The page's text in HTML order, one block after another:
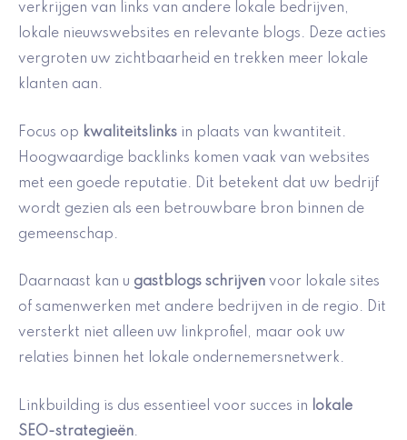
verkrijgen van links van andere lokale bedrijven,
lokale nieuwswebsites en relevante blogs. Deze acties
vergroten uw zichtbaarheid en trekken meer lokale
klanten aan.
Focus op kwaliteitslinks in plaats van kwantiteit.
Hoogwaardige backlinks komen vaak van websites
met een goede reputatie. Dit betekent dat uw bedrijf
wordt gezien als een betrouwbare bron binnen de
gemeenschap.
Daarnaast kan u gastblogs schrijven voor lokale sites
of samenwerken met andere bedrijven in de regio. Dit
versterkt niet alleen uw linkprofiel, maar ook uw
relaties binnen het lokale ondernemersnetwerk.
Linkbuilding is dus essentieel voor succes in
lokale
SEO-strategieën.